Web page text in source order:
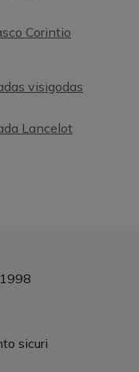
Corintio
visigodas
Lancelot
sicuri